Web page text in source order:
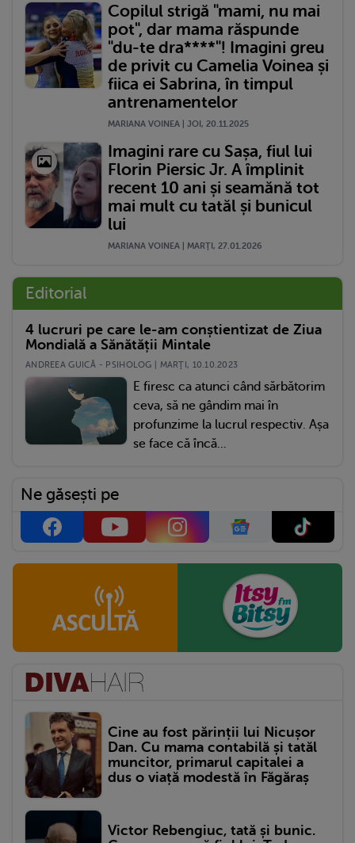
Copilul strigă "mami, nu mai
pot", dar mama răspunde
"du-te dra****"! Imagini greu
de privit cu Camelia Voinea și
fiica ei Sabrina, în timpul
antrenamentelor
MARIANA VOINEA | JOI, 20.11.2025
Imagini rare cu Sașa, fiul lui
Florin Piersic Jr. A împlinit
recent 10 ani și seamănă tot
mai mult cu tatăl și bunicul
lui
MARIANA VOINEA | MARŢI, 27.01.2026
Editorial
4 lucruri pe care le-am conștientizat de Ziua
Mondială a Sănătății Mintale
ANDREEA GUICĂ - PSIHOLOG | MARŢI, 10.10.2023
E firesc ca atunci când sărbătorim
ceva, să ne gândim mai în
profunzime la lucrul respectiv. Așa
se face că încă...
Ne găsești pe
Cine au fost părinții lui Nicușor
Dan. Cu mama contabilă și tatăl
muncitor, primarul capitalei a
dus o viață modestă în Făgăraș
Victor Rebengiuc, tată și bunic.